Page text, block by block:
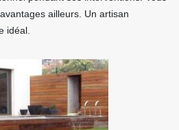
ailleurs. Un artisan
idéal.